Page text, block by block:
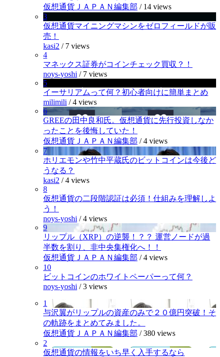
仮想通貨ＪＡＰＡＮ編集部 / 14 views
3
仮想通貨マイニングマシンをゼロフィールドが販
売！
kasi2 / 7 views
4
マネックス証券がコインチェック買収？！
noys-yoshi / 7 views
5
イーサリアムって何？初心者向けに簡単まとめ
milimili /4 views
6
GREEの田中良和氏。仮想通貨に先行投資しなか
ったことを後悔していた！
仮想通貨ＪＡＰＡＮ編集部 /4 views
7
ホリエモンや竹中平蔵氏のビットコインは今後ど
うなる？
kasi2 /4 views
8
仮想通貨の二段階認証は必須！仕組みを理解しよ
う！
noys-yoshi /4 views
9
リップル（XRP）の逆襲！？？ 運営ノードが過
半数を割り、非中央集権化へ！！
仮想通貨ＪＡＰＡＮ編集部 /4 views
10
ビットコインのホワイトペーパーって何？
noys-yoshi /3 views
1
与沢翼がリップルの資産のみで２０億円突破！そ
の軌跡をまとめてみました。
仮想通貨ＪＡＰＡＮ編集部 /380 views
2
仮想通貨の情報をいち早く入手するなら